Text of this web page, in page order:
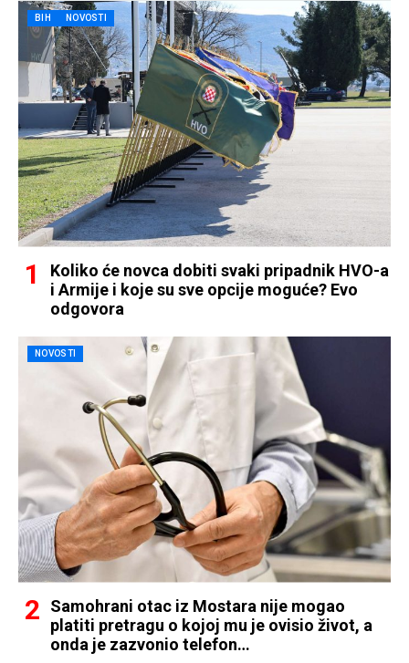
BIH NOVOSTI
Koliko će novca dobiti svaki pripadnik HVO-a
i Armije i koje su sve opcije moguće? Evo
odgovora
NOVOSTI
Samohrani otac iz Mostara nije mogao
platiti pretragu o kojoj mu je ovisio život, a
onda je zazvonio telefon…